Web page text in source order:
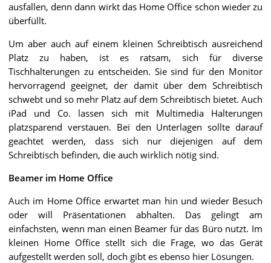
ausfallen, denn dann wirkt das Home Office schon wieder zu
überfüllt.
Um aber auch auf einem kleinen Schreibtisch ausreichend
Platz zu haben, ist es ratsam, sich für diverse
Tischhalterungen zu entscheiden. Sie sind für den Monitor
hervorragend geeignet, der damit über dem Schreibtisch
schwebt und so mehr Platz auf dem Schreibtisch bietet. Auch
iPad und Co. lassen sich mit Multimedia Halterungen
platzsparend verstauen. Bei den Unterlagen sollte darauf
geachtet werden, dass sich nur diejenigen auf dem
Schreibtisch befinden, die auch wirklich nötig sind.
Beamer im Home Office
Auch im Home Office erwartet man hin und wieder Besuch
oder will Präsentationen abhalten. Das gelingt am
einfachsten, wenn man einen Beamer für das Büro nutzt. Im
kleinen Home Office stellt sich die Frage, wo das Gerät
aufgestellt werden soll, doch gibt es ebenso hier Lösungen.